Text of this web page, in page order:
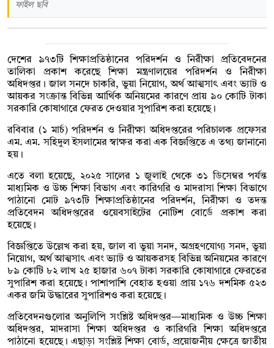
ফাইল ছবি
দেশের ৯৭৩টি শিক্ষাপ্রতিষ্ঠানের পরিদর্শন ও নিরীক্ষা প্রতিবেদনের
তালিকা প্রকাশ করেছে শিক্ষা মন্ত্রণালয়ের পরিদর্শন ও নিরীক্ষা
অধিদপ্তর। জাল সনদে চাকরি, ভুয়া নিয়োগ, অর্থ আত্মসাৎ এবং ভ্যাট ও
আয়কর সংক্রান্ত বিভিন্ন আর্থিক অনিয়মের কারণে প্রায় ৯০ কোটি টাকা
সরকারি কোষাগারে ফেরত দেওয়ার সুপারিশ করা হয়েছে।
রবিবার (১ মার্চ) পরিদর্শন ও নিরীক্ষা অধিদপ্তরের পরিচালক প্রফেসর
এম. এম. সহিদুল ইসলামের স্বাক্ষর করা এক বিজ্ঞপ্তিতে এ তথ্য জানানো
হয়।
এতে বলা হয়েছে, ২০২৫ সালের ১ জুলাই থেকে ৩১ ডিসেম্বর পর্যন্ত
মাধ্যমিক ও উচ্চ শিক্ষা বিভাগ এবং কারিগরি ও মাদরাসা শিক্ষা বিভাগে
পাঠানো মোট ৯৭৩টি শিক্ষাপ্রতিষ্ঠানের পরিদর্শন, নিরীক্ষা ও তদন্ত
প্রতিবেদন অধিদপ্তরের ওয়েবসাইটের নোটিশ বোর্ডে প্রকাশ করা
হয়েছে।
বিজ্ঞপ্তিতে উল্লেখ করা হয়, জাল বা ভুয়া সনদ, অগ্রহণযোগ্য সনদ, ভুয়া
নিয়োগ, অর্থ আত্মসাৎ এবং ভ্যাট ও আয়করসহ বিভিন্ন অনিয়মের কারণে
৮৯ কোটি ৮২ লাখ ২৫ হাজার ৬০৭ টাকা সরকারি কোষাগারে ফেরতের
সুপারিশ করা হয়েছে। পাশাপাশি বেহাত হওয়া প্রায় ১৭৬ দশমিক ৫২৩
একর জমি উদ্ধারের সুপারিশও করা হয়েছে।
প্রতিবেদনগুলোর অনুলিপি সংশ্লিষ্ট অধিদপ্তর—মাধ্যমিক ও উচ্চ শিক্ষা
অধিদপ্তর, মাদরাসা শিক্ষা অধিদপ্তর ও কারিগরি শিক্ষা অধিদপ্তরে
পাঠানো হয়েছে। এছাড়া সংশ্লিষ্ট শিক্ষা বোর্ড, প্রয়োজনীয় ক্ষেত্রে জাতীয়